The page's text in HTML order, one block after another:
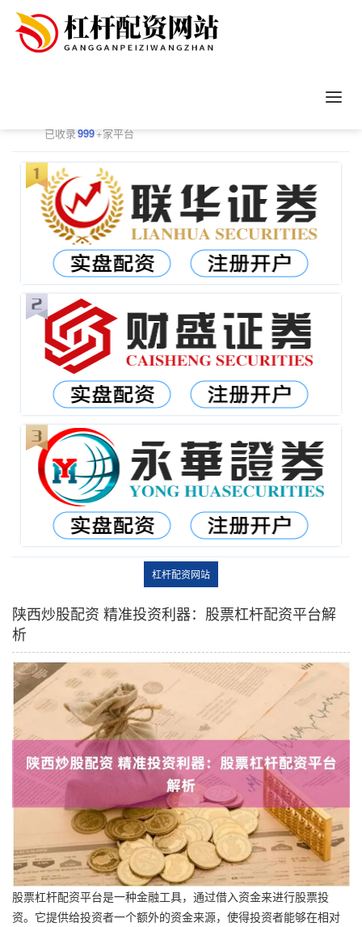
已收录999+家平台
杠杆配资网站
陕西炒股配资 精准投资利器：股票杠杆配资平台解
析
股票杠杆配资平台是一种金融工具，通过借入资金来进行股票投
资。它提供给投资者一个额外的资金来源，使得投资者能够在相对